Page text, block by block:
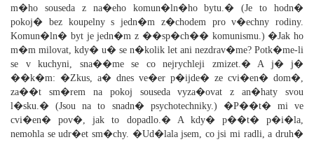
m�ho souseda z na�eho komun�ln�ho bytu.� (Je to hodn�
pokoj� bez koupelny s jedn�m z�chodem pro v�echny rodiny.
Komun�ln� byt je jedn�m z ��sp�ch�� komunismu.) �Jak ho
m�m milovat, kdy� u� se n�kolik let ani nezdrav�me? Potk�me-li
se v kuchyni, sna��me se co nejrychleji zmizet.� A j� j�
��k�m: �Zkus, a� dnes ve�er p�ijde� ze cvi�en� dom�,
za��t sm�rem na pokoj souseda vyza�ovat z an�haty svou
l�sku.� (Jsou na to snadn� psychotechniky.) �P��t� mi ve
cvi�en� pov�, jak to dopadlo.� A kdy� p��t� p�i�la,
nemohla se udr�et sm�chy. �Ud�lala jsem, co jsi mi radli, a druh�